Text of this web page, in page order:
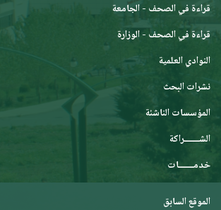
قراءة في الصحف - الجامعة
قراءة في الصحف - الوزارة
النوادي العلمية
نشرات البحث
المؤسسات الناشئة
الشـــــــراكة
خدمـــــــات
الموقع السابق